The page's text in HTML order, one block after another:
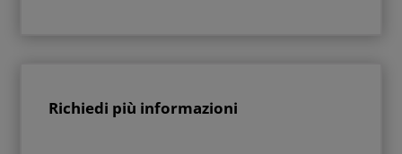
Richiedi più informazioni